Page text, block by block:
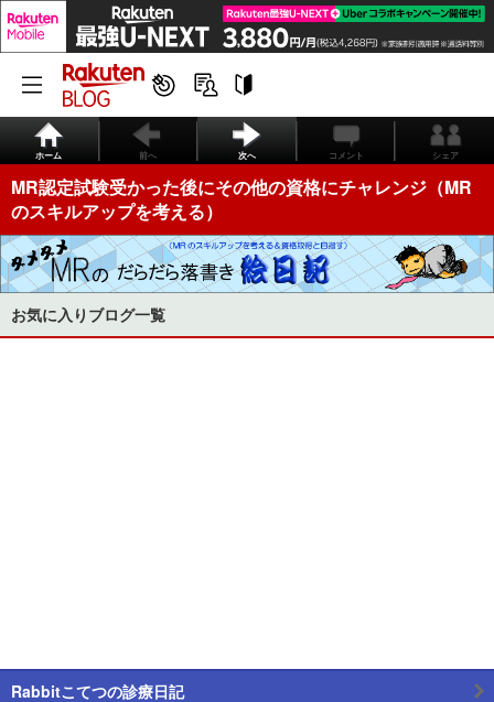
ホーム 前へ 次へ コメント シェア
MR認定試験受かった後にその他の資格にチャレンジ（MR
のスキルアップを考える）
お気に入りブログ一覧
Rabbitこてつの診療日記